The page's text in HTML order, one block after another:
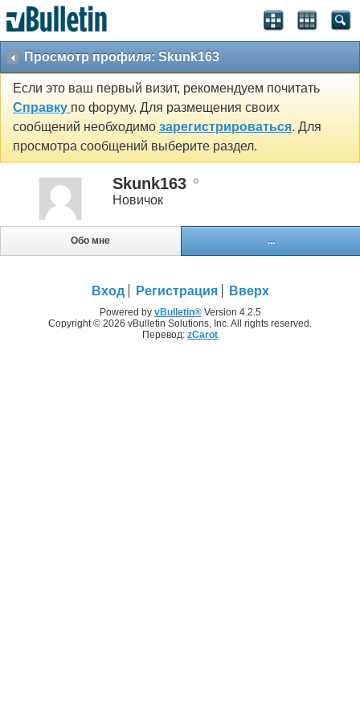
Просмотр профиля: Skunk163
Если это ваш первый визит, рекомендуем почитать
Справку по форуму. Для размещения своих
сообщений необходимо зарегистрироваться. Для
просмотра сообщений выберите раздел.
Skunk163
Новичок
Обо мне ...
Вход Регистрация Вверх
Powered by vBulletin®Version 4.2.5
Copyright © 2026 vBulletin Solutions, Inc. All rights reserved.
Перевод: zCarot